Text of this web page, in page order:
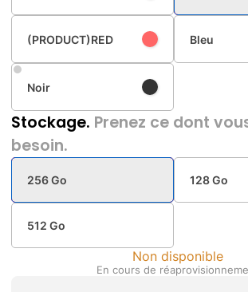
(PRODUCT)RED Bleu
Noir
Stockage. Prenez ce dont
besoin.
256 Go 128 Go
512 Go
Non disponible
En cours de